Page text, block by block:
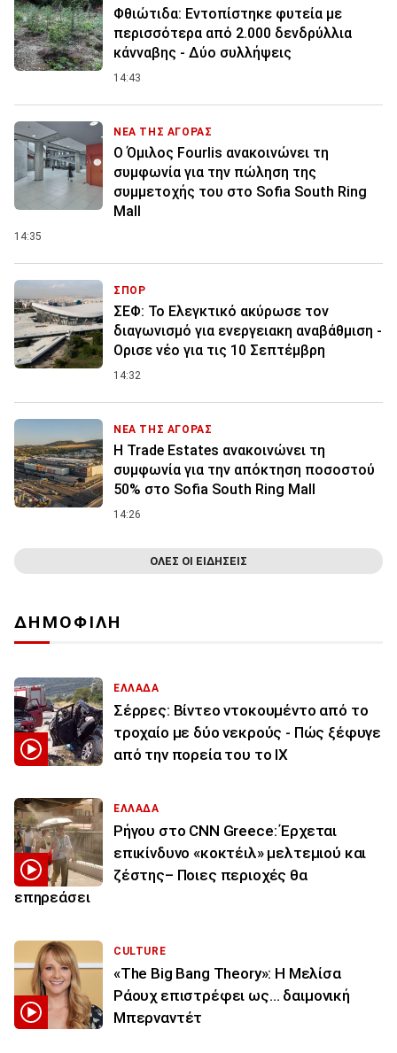
Φθιώτιδα: Εντοπίστηκε φυτεία με
περισσότερα από 2.000 δενδρύλλια
κάνναβης - Δύο συλλήψεις
14:43
ΝΕΑ ΤΗΣ ΑΓΟΡΑΣ
Ο Όμιλος Fourlis ανακοινώνει τη
συμφωνία για την πώληση της
συμμετοχής του στο Sofia South Ring
Mall
14:35
ΣΠΟΡ
ΣΕΦ: Το Ελεγκτικό ακύρωσε τον
διαγωνισμό για ενεργειακη αναβάθμιση -
Ορισε νέο για τις 10 Σεπτέμβρη
14:32
ΝΕΑ ΤΗΣ ΑΓΟΡΑΣ
Η Trade Estates ανακοινώνει τη
συμφωνία για την απόκτηση ποσοστού
50% στο Sofia South Ring Mall
14:26
ΟΛΕΣ ΟΙ ΕΙΔΗΣΕΙΣ
ΔΗΜΟΦΙΛΗ
ΕΛΛΑΔΑ
Σέρρες: Βίντεο ντοκουμέντο από το
τροχαίο με δύο νεκρούς - Πώς ξέφυγε
από την πορεία του το ΙΧ
ΕΛΛΑΔΑ
Ρήγου στο CNN Greece: Έρχεται
επικίνδυνο «κοκτέιλ» μελτεμιού και
ζέστης– Ποιες περιοχές θα
επηρεάσει
CULTURE
«The Big Bang Theory»: Η Μελίσα
Ράουχ επιστρέφει ως… δαιμονική
Μπερναντέτ